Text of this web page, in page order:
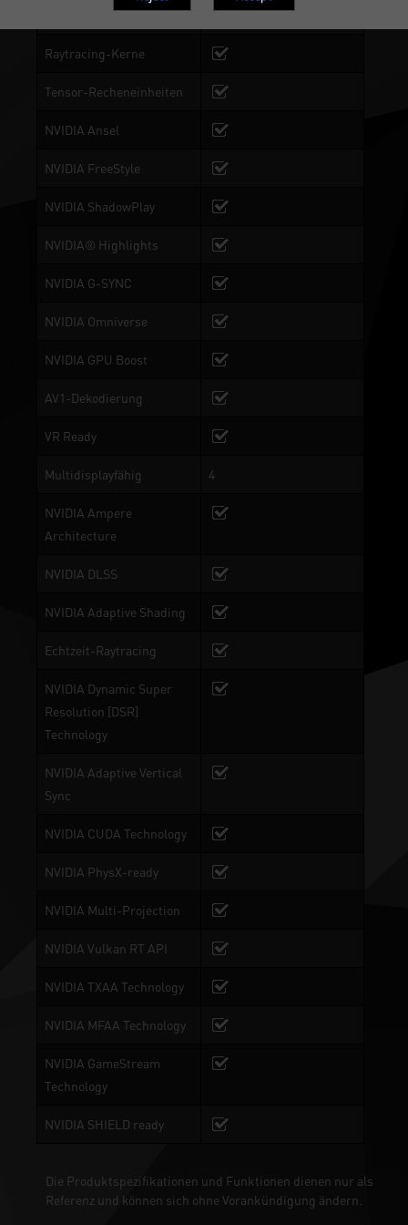
Raytracing-Kerne
Tensor-Recheneinheiten
NVIDIA Ansel
NVIDIA FreeStyle
NVIDIA ShadowPlay
NVIDIA® Highlights
NVIDIA G-SYNC
NVIDIA Omniverse
NVIDIA GPU Boost
AV1-Dekodierung
VR Ready
Multidisplayfähig 4
NVIDIA Ampere
Architecture
NVIDIA DLSS
NVIDIA Adaptive Shading
Echtzeit-Raytracing
NVIDIA Dynamic Super
Resolution [DSR]
Technology
NVIDIA Adaptive Vertical
Sync
NVIDIA CUDA Technology
NVIDIA PhysX-ready
NVIDIA Multi-Projection
NVIDIA Vulkan RT API
NVIDIA TXAA Technology
NVIDIA MFAA Technology
NVIDIA GameStream
Technology
NVIDIA SHIELD ready
Die Produktspezifikationen und Funktionen dienen nur als
Referenz und können sich ohne Vorankündigung ändern.